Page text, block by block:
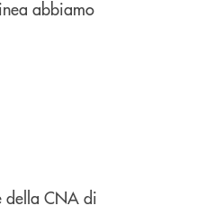
abbiamo
della CNA di